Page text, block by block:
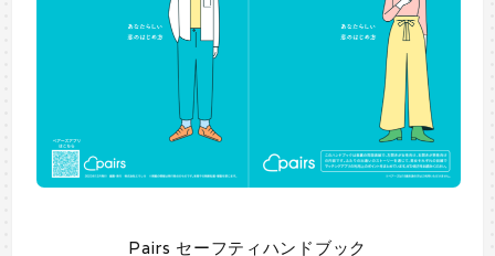
Pairs セーフティハンドブック